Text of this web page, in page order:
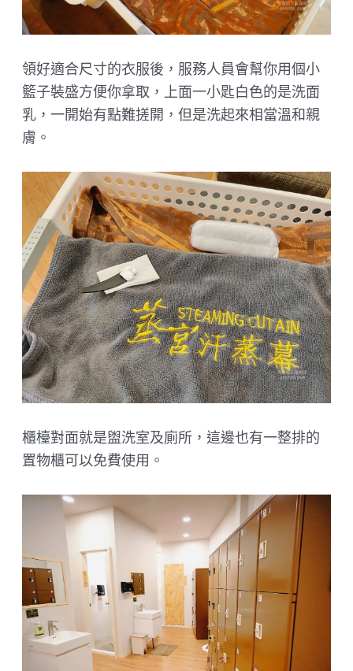
領好適合尺寸的衣服後，服務人員會幫你用個小
籃子裝盛方便你拿取，上面一小匙白色的是洗面
乳，一開始有點難搓開，但是洗起來相當溫和親
膚。
櫃檯對面就是盥洗室及廁所，這邊也有一整排的
置物櫃可以免費使用。